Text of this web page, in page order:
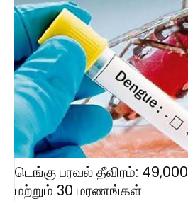
டெங்கு பரவல் தீவிரம்:
மற்றும் 30 மரணங்கள்